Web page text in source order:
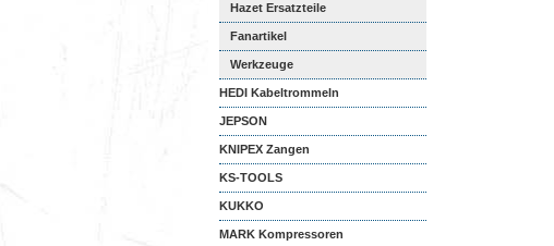
Hazet Ersatzteile
Fanartikel
Werkzeuge
HEDI Kabeltrommeln
JEPSON
KNIPEX Zangen
KS-TOOLS
KUKKO
MARK Kompressoren